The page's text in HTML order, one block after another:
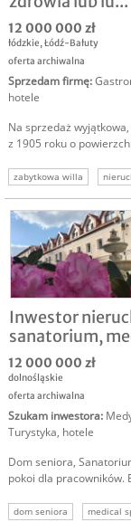
12 000 000 zł
łódzkie,Łódź-Bałuty
oferta archiwalna
Sprzedam firmę:
hotele
Na sprzedaż
z 1905 roku o
zabytkowa willa
sprzedam zabytek
Inwestor
sanatorium,
12 000 000 zł
dolnośląskie
oferta archiwalna
Szukam inwestora:
Turystyka, hotele
Dom seniora,
pokoi dla pracowników.
dom seniora medical